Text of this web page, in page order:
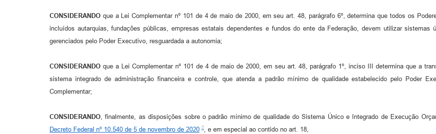
CONSIDERANDO que a Lei Complementar nº 101 de 4 de maio de 2000, em seu art. 48, parágrafo 6º, determina que todos os
incluídos autarquias, fundações públicas, empresas estatais dependentes e fundos do ente da Federação, devem utilizar
gerenciados pelo Poder Executivo, resguardada a autonomia;
CONSIDERANDO que a Lei Complementar nº 101 de 4 de maio de 2000, em seu art. 48, parágrafo 1º, inciso III determina que a
sistema integrado de administração financeira e controle, que atenda a padrão mínimo de qualidade estabelecido pelo Poder
Complementar;
CONSIDERANDO , finalmente, as disposições sobre o padrão mínimo de qualidade do Sistema Único e Integrado de Execução
Decreto Federal nº 10.540 de 5 de novembro de 2020
, e em especial ao contido no art. 18,